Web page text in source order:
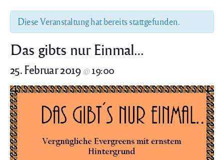
Diese Veranstaltung hat bereits stattgefunden.
Das gibts nur Einmal…
25. Februar 2019 @ 19:00